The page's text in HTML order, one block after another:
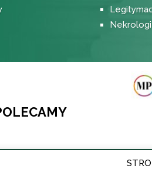
Nekrologi